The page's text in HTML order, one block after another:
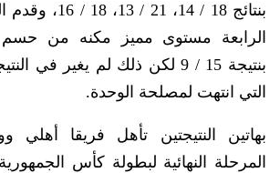
بنتائج 18 / 14،
الرابعة مستوى مميز مكنه من حسم
بنتيجة 15 / 9 لكن ذلك لم يغير في
التي انتهت لمصلحة الوحدة.
بهاتين النتيجتين تأهل فريقا أهلي
المرحلة النهائية لبطولة كأس